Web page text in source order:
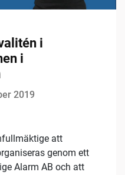
i
i
2019
att
genom ett
Alarm AB och att